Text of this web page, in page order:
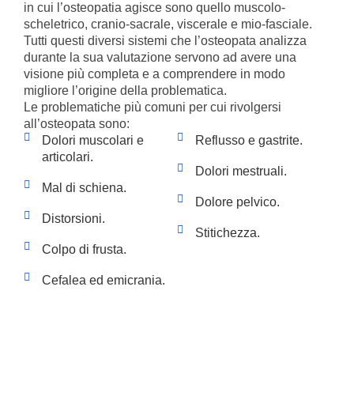
in cui l’osteopatia agisce sono quello muscolo-
scheletrico, cranio-sacrale, viscerale e mio-fasciale.
Tutti questi diversi sistemi che l’osteopata analizza
durante la sua valutazione servono ad avere una
visione più completa e a comprendere in modo
migliore l’origine della problematica.
Le problematiche più comuni per cui rivolgersi
all’osteopata sono:
Dolori muscolari e
articolari.
Mal di schiena.
Distorsioni.
Colpo di frusta.
Cefalea ed emicrania.
Reflusso e gastrite.
Dolori mestruali.
Dolore pelvico.
Stitichezza.